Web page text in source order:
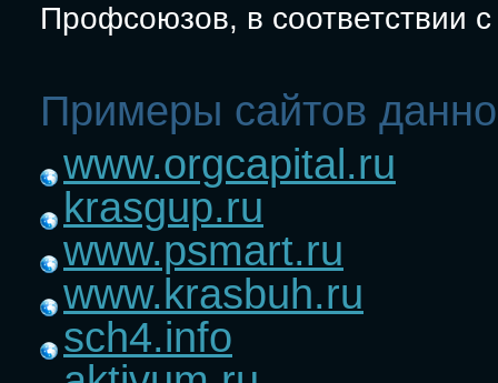
Профсоюзов, в соответствии
Примеры сайтов
www.orgcapital.ru
krasgup.ru
www.psmart.ru
www.krasbuh.ru
sch4.info